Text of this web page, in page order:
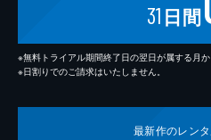
31 日間
※無料トライアル期間終了日の翌日が属する月か
※日割りでのご請求はいたしません。
最新作のレン